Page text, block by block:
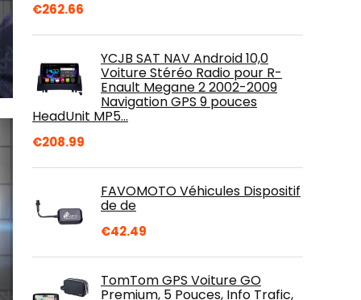
€262.66
YCJB SAT NAV Android 10,0
Voiture Stéréo Radio pour R-
Enault Megane 2 2002-2009
Navigation GPS 9 pouces
HeadUnit MP5…
€208.99
FAVOMOTO Véhicules Dispositif
de de
€42.49
TomTom GPS Voiture GO
Premium, 5 Pouces, Info Trafic,